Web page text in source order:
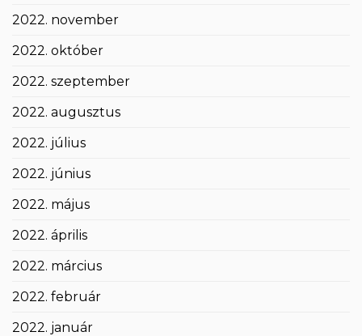
2022. november
2022. október
2022. szeptember
2022. augusztus
2022. július
2022. június
2022. május
2022. április
2022. március
2022. február
2022. január